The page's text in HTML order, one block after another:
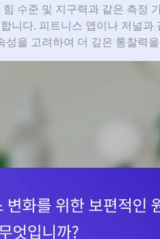
수준 및 지구력과 같은 측정
니다. 피트니스 앱이나 저널과
을 고려하여 더 깊은 통찰력